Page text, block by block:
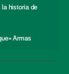
la historia de
Armas